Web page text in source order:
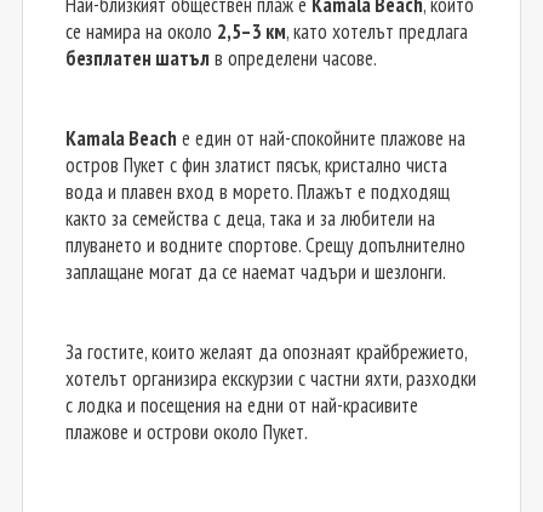
се намира на около 2,5–3 км, като хотелът предлага
безплатен шатъл в определени часове.
Kamala Beach е един от най-спокойните плажове на
остров Пукет с фин златист пясък, кристално чиста
вода и плавен вход в морето. Плажът е подходящ
както за семейства с деца, така и за любители на
плуването и водните спортове. Срещу допълнително
заплащане могат да се наемат чадъри и шезлонги.
За гостите, които желаят да опознаят крайбрежието,
хотелът организира екскурзии с частни яхти, разходки
с лодка и посещения на едни от най-красивите
плажове и острови около Пукет.